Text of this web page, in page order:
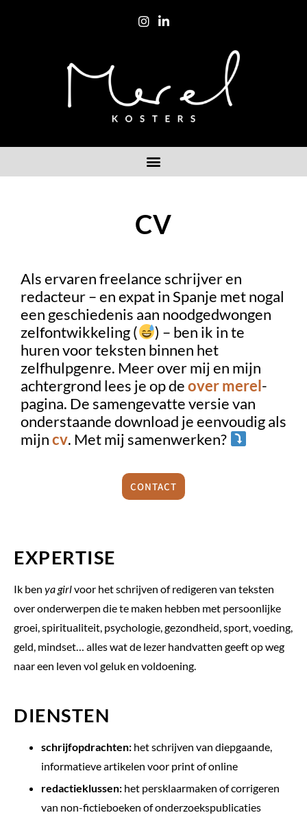
CV
Als ervaren freelance schrijver en
redacteur – en expat in Spanje met nogal
een geschiedenis aan noodgedwongen
zelfontwikkeling (
) – ben ik in te
huren voor teksten binnen het
zelfhulpgenre. Meer over mij en mijn
achtergrond lees je op deover merel-
pagina. De samengevatte versie van
onderstaande download je eenvoudig als
mijncv. Met mij samenwerken?
CONTACT
EXPERTISE
Ik ben ya girlvoor het schrijven of redigeren van teksten
over onderwerpen die te maken hebben met persoonlijke
groei, spiritualiteit, psychologie, gezondheid, sport, voeding,
geld, mindset… alles wat de lezer handvatten geeft op weg
naar een leven vol geluk en voldoening.
DIENSTEN
schrijfopdrachten: het schrijven van diepgaande,
informatieve artikelen voor print of online
redactieklussen: het persklaarmaken of corrigeren
van non-fictieboeken of onderzoekspublicaties